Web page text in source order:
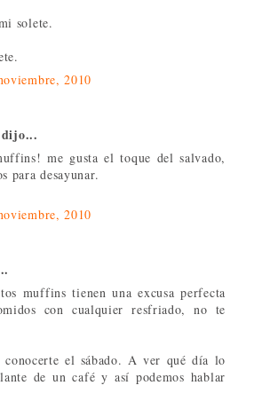
solete.
2010
dijo...
me gusta el toque del salvado,
para desayunar.
2010
muffins tienen una excusa perfecta
con cualquier resfriado, no te
conocerte el sábado. A ver qué día lo
de un café y así podemos hablar